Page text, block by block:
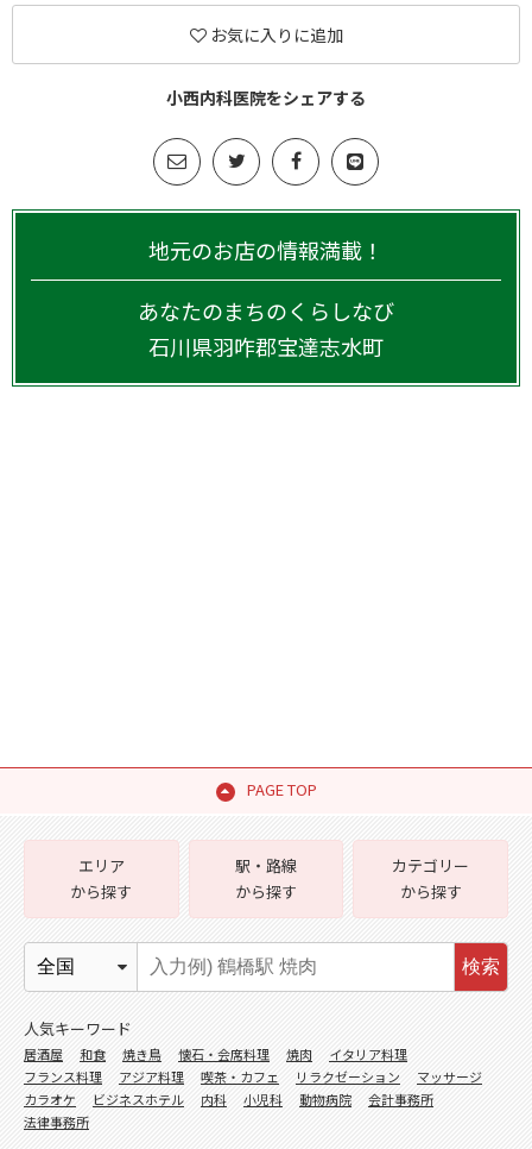
お気に入りに追加
小西内科医院をシェアする
地元のお店の情報満載！
あなたのまちのくらしなび
石川県羽咋郡宝達志水町
PAGE TOP
エリア
から探す
駅・路線
から探す
カテゴリー
から探す
検索
人気キーワード
居酒屋 和食 焼き鳥 懐石・会席料理 焼肉
イタリア料理
フランス料理
アジア料理 喫茶・カフェ リラクゼーション
マッサージ
カラオケ
ビジネスホテル 内科 小児科 動物病院
会計事務所
法律事務所